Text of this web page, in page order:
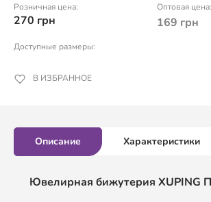
Розничная цена:
270 грн
Оптовая цена:
169 грн
Доступные размеры:
В ИЗБРАННОЕ
Описание Характеристики
Ювелирная бижутерия XUPING